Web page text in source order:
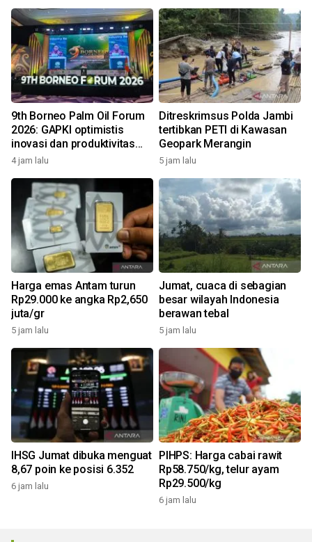
9th Borneo Palm Oil Forum
2026: GAPKI optimistis
inovasi dan produktivitas
perkuat masa depan Sawit
4 jam lalu
Ditreskrimsus Polda Jambi
tertibkan PETI di Kawasan
Geopark Merangin
5 jam lalu
Harga emas Antam turun
Rp29.000 ke angka Rp2,650
juta/gr
5 jam lalu
Jumat, cuaca di sebagian
besar wilayah Indonesia
berawan tebal
5 jam lalu
IHSG Jumat dibuka menguat
8,67 poin ke posisi 6.352
6 jam lalu
PIHPS: Harga cabai rawit
Rp58.750/kg, telur ayam
Rp29.500/kg
6 jam lalu